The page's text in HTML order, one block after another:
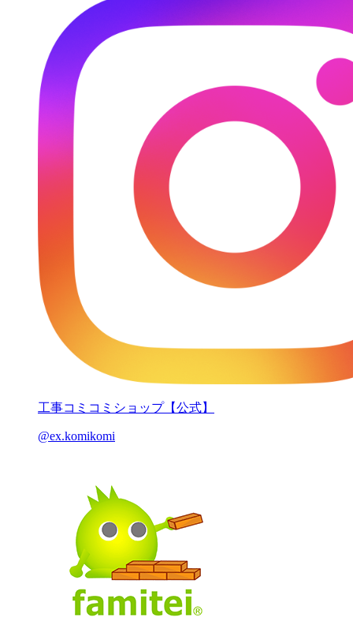
工事コミコミショップ【公式】
@ex.komikomi